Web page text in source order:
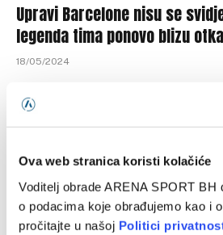
Ova web stranica koristi kolačiće
Voditelj obrade ARENA SPORT BH
o podacima koje obrađujemo kao i
pročitajte u našoj Politici
Upravi Barcelone nisu se
legenda tima ponovo blizu
18/05/2024
Na konferenciji za medije pred
utakmicu Xavi je rekao par riječi
krizu u…
Programska